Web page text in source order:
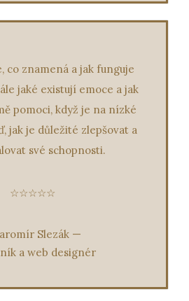
co znamená a jak funguje
jaké existují emoce a jak
pomoci, když je na nízké
jak je důležité zlepšovat a
své schopnosti.
☆☆☆☆☆
Slezák —
a web designér